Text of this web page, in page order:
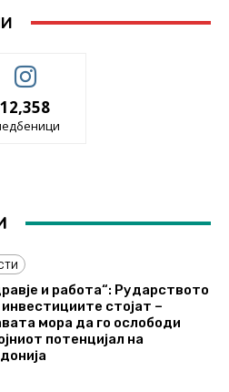
12,358
и работа“: Рударството
инвестициите стојат –
мора да го ослободи
потенцијал на